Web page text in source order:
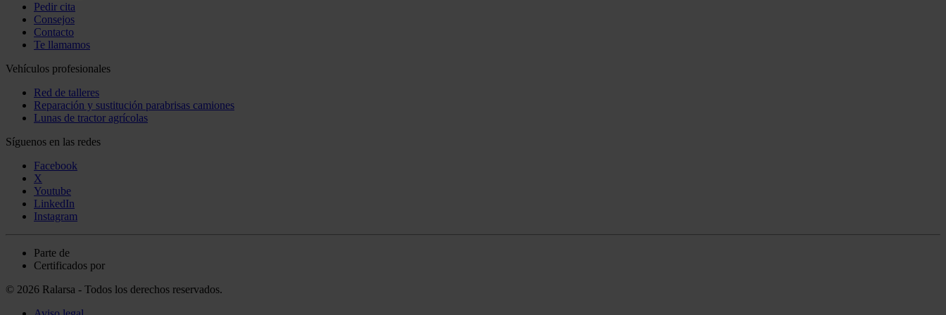
Pedir cita
Consejos
Contacto
Te llamamos
Vehículos profesionales
Red de talleres
Reparación y sustitución parabrisas camiones
Lunas de tractor agrícolas
Síguenos en las redes
Facebook
X
Youtube
LinkedIn
Instagram
Parte de
Certificados por
© 2026 Ralarsa - Todos los derechos reservados.